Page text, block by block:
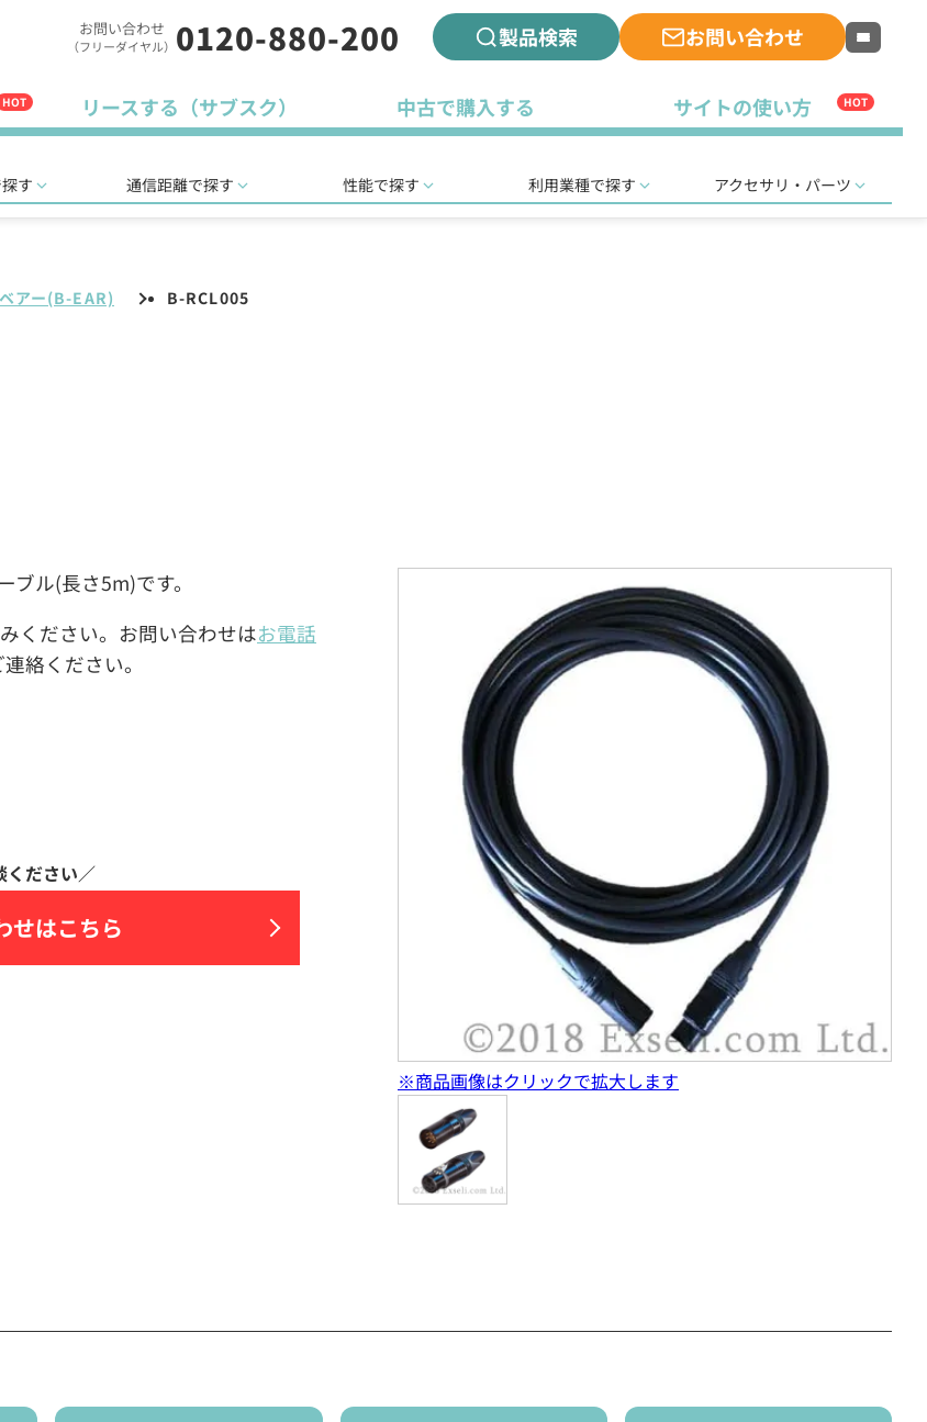
お問い合わせ
（フリーダイヤル） 0120-880-200 製品検索 お問い合わせ
HOT リースする（サブスク） 中古で購入する サイトの使い方 HOT
す 通信距離で探す 性能で探す 利用業種で探す アクセサリ・パーツ
ベアー(B-EAR) B-RCL005
ブル(長さ5m)です。
ください。お問い合わせはお電話
絡ください。
せはこちら
※商品画像はクリックで拡大します